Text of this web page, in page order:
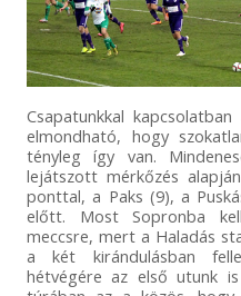
Csapatunkkal
elmondható, hogy
tényleg így van.
lejátszott mérkőzés
ponttal, a Paks (9), a
előtt. Most Sopronba
meccsre, mert a Haladás
a két kirándulásban
hétvégére az első utunk